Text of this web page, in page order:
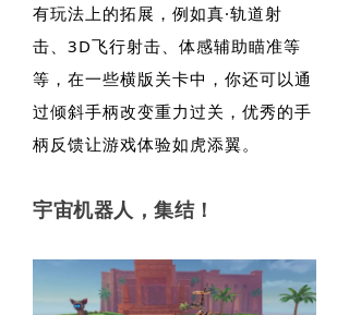
有玩法上的拓展，例如真·轨道射
击、3D飞行射击、体感辅助瞄准等
等，在一些横版关卡中，你还可以通
过倾斜手柄改变重力过关，优秀的手
柄反馈让游戏体验如虎添翼。
宇宙机器人，集结！